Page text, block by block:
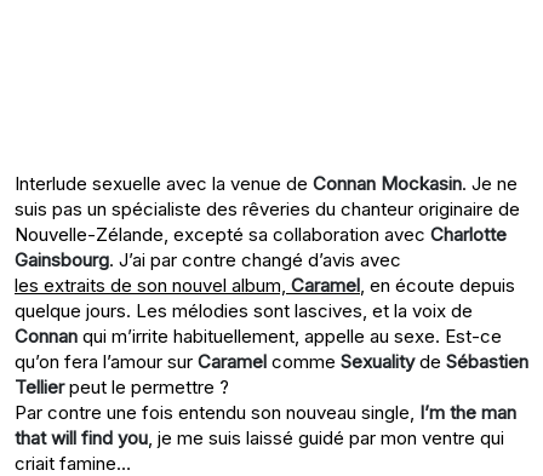
Interlude sexuelle avec la venue de Connan Mockasin. Je ne
suis pas un spécialiste des rêveries du chanteur originaire de
Nouvelle-Zélande, excepté sa collaboration avec Charlotte
Gainsbourg. J’ai par contre changé d’avis avec
les extraits de son nouvel album, Caramel, en écoute depuis
quelque jours. Les mélodies sont lascives, et la voix de
Connan qui m’irrite habituellement, appelle au sexe. Est-ce
qu’on fera l’amour sur Caramel comme Sexualityde Sébastien
Tellierpeut le permettre ?
Par contre une fois entendu son nouveau single, I’m the man
that will find you, je me suis laissé guidé par mon ventre qui
criait famine…